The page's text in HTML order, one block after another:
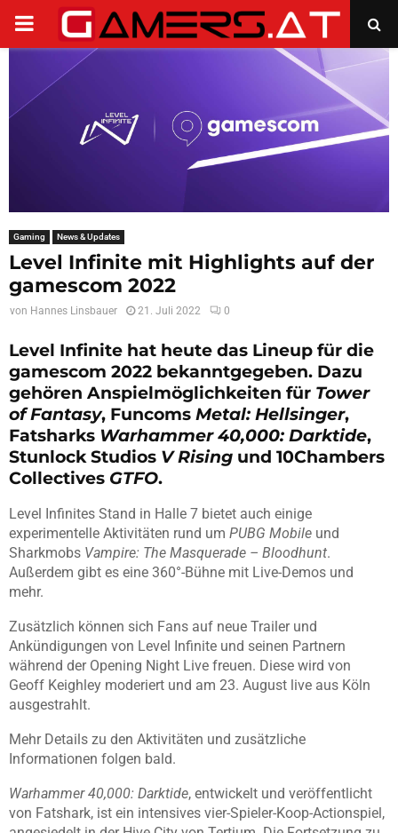
PRIMARY
MENU
Gaming News & Updates
Level Infinite mit Highlights auf der
gamescom 2022
von Hannes Linsbauer 21. Juli 2022 0
Level Infinite hat heute das Lineup für die
gamescom 2022 bekanntgegeben. Dazu
gehören Anspielmöglichkeiten für Tower
of Fantasy, Funcoms Metal: Hellsinger,
Fatsharks Warhammer 40,000: Darktide,
Stunlock Studios V Rising und 10Chambers
Collectives GTFO.
Level Infinites Stand in Halle 7 bietet auch einige
experimentelle Aktivitäten rund um PUBG Mobile und
Sharkmobs Vampire: The Masquerade – Bloodhunt.
Außerdem gibt es eine 360°-Bühne mit Live-Demos und
mehr.
Zusätzlich können sich Fans auf neue Trailer und
Ankündigungen von Level Infinite und seinen Partnern
während der Opening Night Live freuen. Diese wird von
Geoff Keighley moderiert und am 23. August live aus Köln
ausgestrahlt.
Mehr Details zu den Aktivitäten und zusätzliche
Informationen folgen bald.
Warhammer 40,000: Darktide, entwickelt und veröffentlicht
von Fatshark, ist ein intensives vier-Spieler-Koop-Actionspiel,